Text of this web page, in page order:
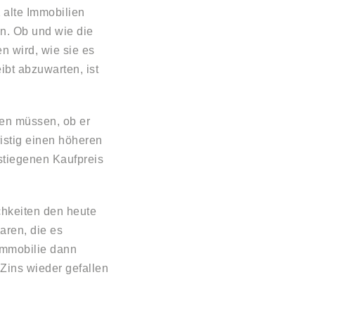
alte Immobilien
Ob und wie die
wird, wie sie es
abzuwarten, ist
müssen, ob er
einen höheren
Kaufpreis
den heute
die es
dann
wieder gefallen